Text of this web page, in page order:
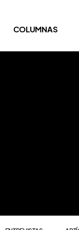
COLUMNAS